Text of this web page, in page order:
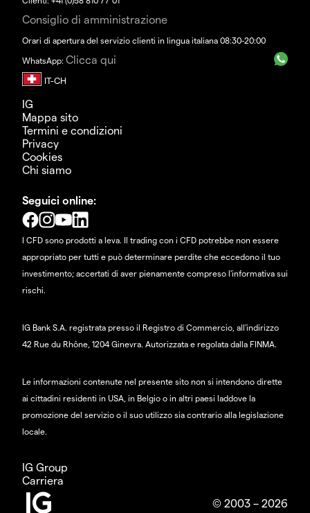
Consiglio di amministrazione
Orari di apertura del servizio clienti in lingua italiana 08:30-20:00
WhatsApp: Clicca qui
IG
Mappa sito
Termini e condizioni
Privacy
Cookies
Chi siamo
Seguici online:
I CFD sono prodotti a leva. Il trading con i CFD potrebbe non essere
appropriato per tutti e può determinare perdite che eccedono il tuo
investimento; accertati di aver pienamente compreso l'informativa sui
rischi.
IG Bank S.A. registrata presso il Registro di Commercio, all'indirizzo
42 Rue du Rhône, 1204 Ginevra. Autorizzata e regolata dalla FINMA.
Le informazioni contenute nel presente sito non si intendono dirette
ai cittadini residenti in USA, in Belgio o in altri paesi laddove la
promozione del servizio o il suo utilizzo sia contrario alla legislazione
locale.
IG Group
Carriera
© 2003 – 2026